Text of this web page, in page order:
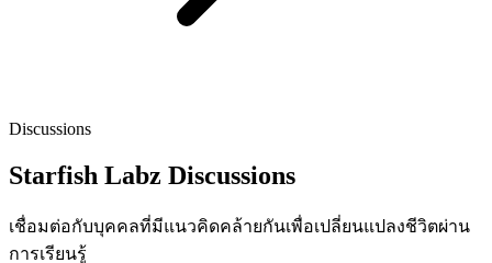
Discussions
Starfish Labz Discussions
เชื่อมต่อกับบุคคลที่มีแนวคิดคล้ายกันเพื่อเปลี่ยนแปลงชีวิตผ่าน
การเรียนรู้